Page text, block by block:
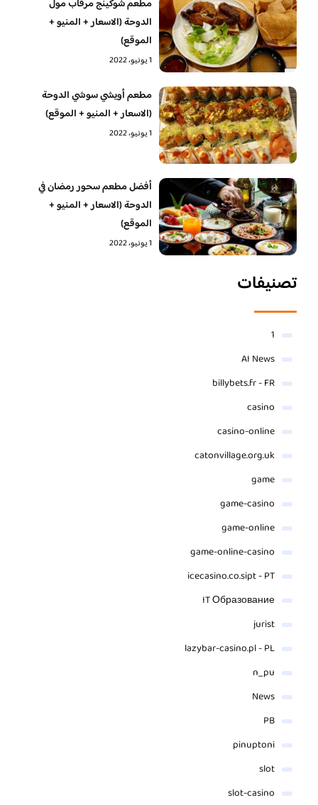
مطعم شوكينج مرقاب مول
الدوحة (الاسعار + المنيو +
الموقع)
1 يونيو، 2022
مطعم أويشي سوشي الدوحة
(الاسعار + المنيو + الموقع)
1 يونيو، 2022
أفضل مطعم سحور رمضان في
الدوحة (الاسعار + المنيو +
الموقع)
1 يونيو، 2022
تصنيفات
1
AI News
billybets.fr - FR
casino
casino-online
catonvillage.org.uk
game
game-casino
game-online
game-online-casino
icecasino.co.sipt - PT
IT Образование
jurist
lazybar-casino.pl - PL
n_pu
News
PB
pinuptoni
slot
slot-casino